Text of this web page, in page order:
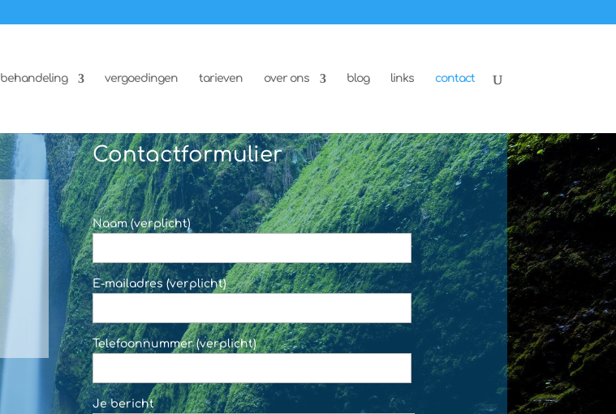
behandeling vergoedingen tarieven over ons blog links contact
Contactformulier
Naam (verplicht)
E-mailadres (verplicht)
Telefoonnummer (verplicht)
Je bericht